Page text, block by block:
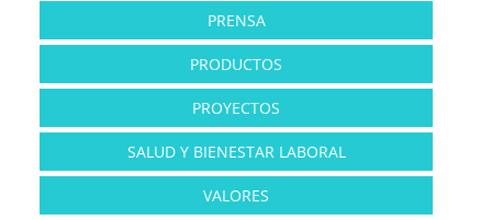
PRENSA
PRODUCTOS
PROYECTOS
SALUD Y BIENESTAR LABORAL
VALORES